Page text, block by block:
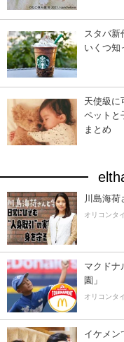
スタバ新
いくつ
天使級に
ペットと
まとめ
川島海荷
オリコンタ
マクドナ
園」
オリコンタ
イケメン